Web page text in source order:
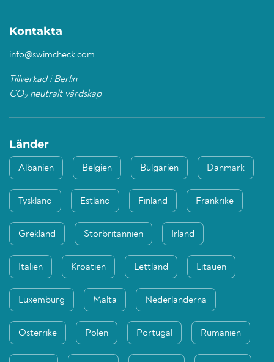
Kontakta
info@swimcheck.com
Tillverkad i Berlin
CO2neutralt värdskap
Länder
Albanien Belgien Bulgarien Danmark
Tyskland Estland Finland Frankrike
Grekland Storbritannien Irland
Italien Kroatien Lettland Litauen
Luxemburg Malta Nederländerna
Österrike Polen Portugal Rumänien